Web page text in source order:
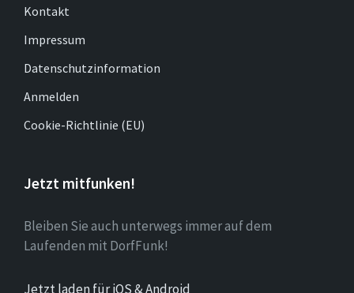
Kontakt
Impressum
Datenschutzinformation
Anmelden
Cookie-Richtlinie (EU)
Jetzt mitfunken!
Bleiben Sie auch unterwegs immer auf dem
Laufenden mit DorfFunk!
Jetzt laden für iOS & Android